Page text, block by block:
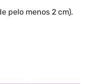
pelo menos 2 cm).